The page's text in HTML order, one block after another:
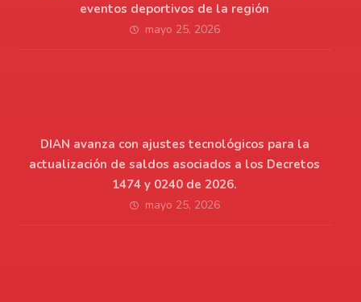
eventos deportivos de la región
mayo 25, 2026
DIAN avanza con ajustes tecnológicos para la
actualización de saldos asociados a los Decretos
1474 y 0240 de 2026.
mayo 25, 2026